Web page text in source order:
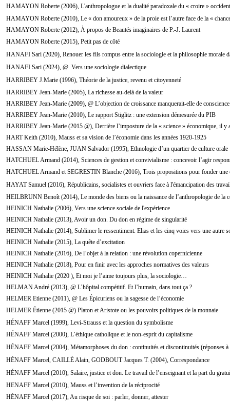
HAMAYON Roberte (2006), L'anthropologue et la dualité paradoxale du « croire »
HAMAYON Roberte (2010), Le « don amoureux » de la proie est l’autre face de la «
HAMAYON Roberte (2012), À propos de Beautés imaginaires de P.-J. Laurent
HAMAYON Roberte (2015), Petit pas de côté
HANAFI Sari (2020), Renouer les fils rompus entre la sociologie et la philosophie morale
HANAFI Sari (2024), @ Vers une sociologie dialectique
HARRIBEY J.Marie (1996), Théorie de la justice, revenu et citoyenneté
HARRIBEY Jean-Marie (2005), La richesse au-delà de la valeur
HARRIBEY Jean-Marie (2009), @ L’objection de croissance manquerait-elle de
HARRIBEY Jean-Marie (2010), Le rapport Stiglitz : une extension démesurée du PIB
HARRIBEY Jean-Marie (2015 @), Derrière l’imposture de la « science » économique, il y
HART Keith (2010), Mauss et sa vision de l’économie dans les années 1920-1925
HASSAN Marie-Hélène, JUAN Salvador (1995), Ethnologie d’un quartier de culture orale
HATCHUEL Armand (2014), Sciences de gestion et convivialisme : concevoir l’agir
HATCHUEL Armand et SEGRESTIN Blanche (2016), Trois propositions pour fonder une
HAYAT Samuel (2016), Républicains, socialistes et ouvriers face à l'émancipation des
HEILBRUNN Benoît (2014), Le monde des biens ou la naissance de l’anthropologie de la
HEINICH Nathalie (2006), Vers une science sociale de l'expérience
HEINICH Nathalie (2013), Avoir un don. Du don en régime de singularité
HEINICH Nathalie (2014), Sublimer le ressentiment. Elias et les cinq voies vers une autre
HEINICH Nathalie (2015), La quête d’excitation
HEINICH Nathalie (2016), De l’objet à la relation : une révolution copernicienne
HEINICH Nathalie (2018), Pour en finir avec les approches normatives des valeurs
HEINICH Nathalie (2020 ), Et moi je l’aime toujours plus, la sociologie…
HELMAN André (2013), @ L’hôpital compétitif. Et l’humain, dans tout ça ?
HELMER Etienne (2011), @ Les Épicuriens ou la sagesse de l’économie
HELMER Étienne (2015 @) Platon et Aristote ou les pouvoirs politiques de la monnaie
HÉNAFF Marcel (1999), Levi-Strauss et la question du symbolisme
HÉNAFF Marcel (2000), L’éthique catholique et le non-esprit du capitalisme
HÉNAFF Marcel (2004), Métamorphoses du don : continuités et discontinuités (réponses
HÉNAFF Marcel, CAILLÉ Alain, GODBOUT Jacques T. (2004), Correspondance
HÉNAFF Marcel (2010), Salaire, justice et don. Le travail de l’enseignant et la part du
HENAFF Marcel (2010), Mauss et l’invention de la réciprocité
HÉNAFF Marcel (2017), Au risque de soi : parler, donner, attester